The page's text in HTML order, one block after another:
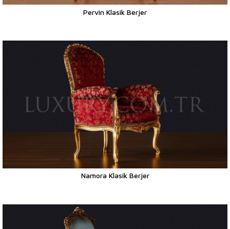
Pervin Klasik Berjer
Namora Klasik Berjer